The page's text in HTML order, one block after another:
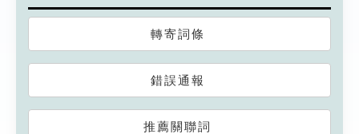
轉寄詞條
錯誤通報
推薦關聯詞